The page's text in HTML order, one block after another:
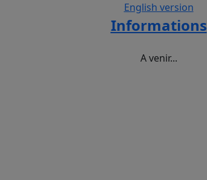
English version
Informations
A venir...